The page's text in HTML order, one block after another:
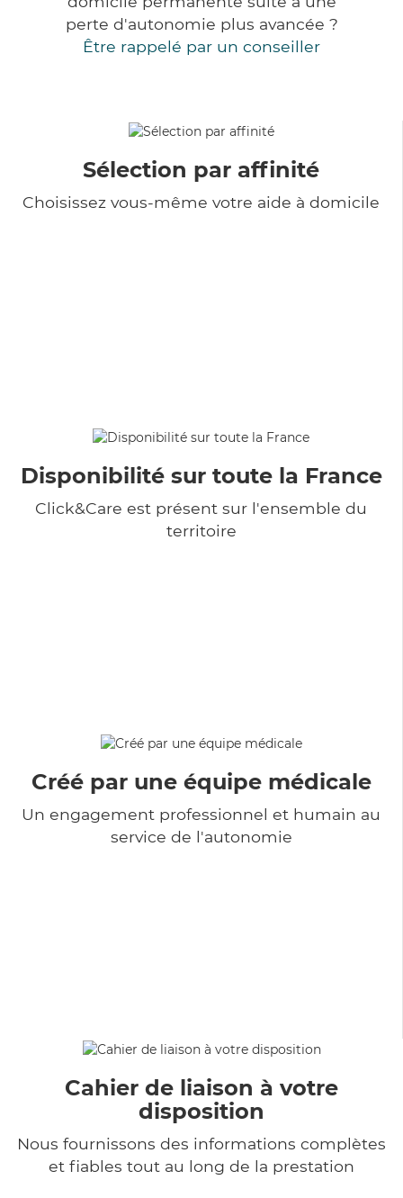
perte d'autonomie plus avancée ?
Être rappelé par un conseiller
Sélection par affinité
Choisissez vous-même votre aide à domicile
Disponibilité sur toute la France
Click&Care est présent sur l'ensemble du
territoire
Créé par une équipe médicale
Un engagement professionnel et humain au
service de l'autonomie
Cahier de liaison à votre
disposition
Nous fournissons des informations complètes
et fiables tout au long de la prestation